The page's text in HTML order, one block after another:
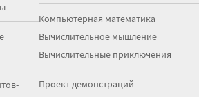
Компьютерная математика
Вычислительное мышление
Вычислительные приключения
Проект демонстраций